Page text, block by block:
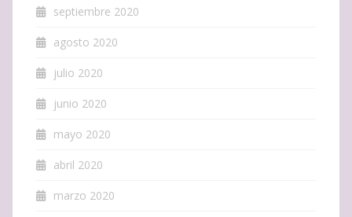
septiembre 2020
agosto 2020
julio 2020
junio 2020
mayo 2020
abril 2020
marzo 2020